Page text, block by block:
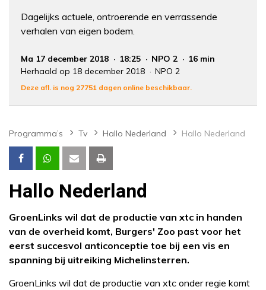
Dagelijks actuele, ontroerende en verrassende
verhalen van eigen bodem.
Ma 17 december 2018 18:25 NPO 2
16 min
Herhaald op 18 december 2018
NPO 2
Deze afl. is nog 27751 dagen online beschikbaar.
Programma’s Tv Hallo Nederland Hallo Nederland
Hallo Nederland
GroenLinks wil dat de productie van xtc in handen
van de overheid komt, Burgers' Zoo past voor het
eerst succesvol anticonceptie toe bij een vis en
spanning bij uitreiking Michelinsterren.
GroenLinks wil dat de productie van xtc onder regie komt